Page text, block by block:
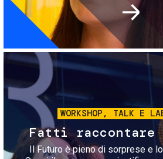
WORKSHOP, TALK E
Fatti raccontare
Il Futuro è pieno di sorprese e